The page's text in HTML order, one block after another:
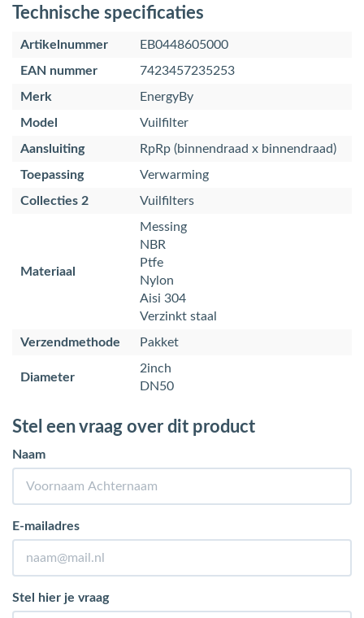
Technische specificaties
Artikelnummer
EB0448605000
EAN nummer
7423457235253
Merk
EnergyBy
Model
Vuilfilter
Aansluiting
RpRp (binnendraad x binnendraad)
Toepassing
Verwarming
Collecties 2
Vuilfilters
Materiaal
Messing
NBR
Ptfe
Nylon
Aisi 304
Verzinkt staal
Verzendmethode
Pakket
Diameter
2inch
DN50
Stel een vraag over dit product
Naam
E-mailadres
Stel hier je vraag